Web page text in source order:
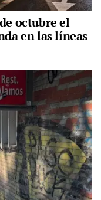
octubre el
en las líneas